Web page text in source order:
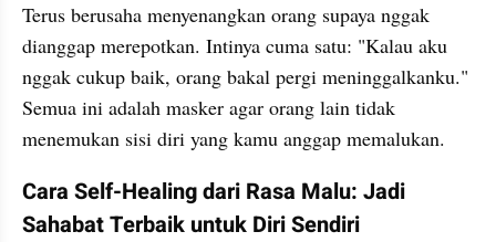
Terus berusaha menyenangkan orang supaya nggak
dianggap merepotkan. Intinya cuma satu: "Kalau aku
nggak cukup baik, orang bakal pergi meninggalkanku."
Semua ini adalah masker agar orang lain tidak
menemukan sisi diri yang kamu anggap memalukan.
Cara Self-Healing dari Rasa Malu: Jadi
Sahabat Terbaik untuk Diri Sendiri